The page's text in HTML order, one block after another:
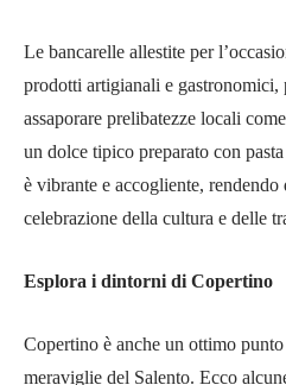
Le bancarelle allestite per
prodotti artigianali e gastronomici,
assaporare prelibatezze locali
un dolce tipico preparato con
è vibrante e accogliente, rendendo
celebrazione della cultura e delle
Esplora i dintorni di Copertino
Copertino è anche un ottimo
meraviglie del Salento. Ecco